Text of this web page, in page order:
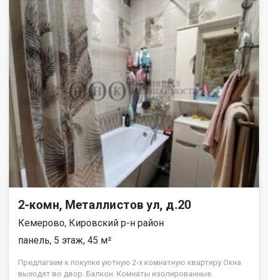
Южного. Удобная транспортная развязка. Приобретая
недвижимость через АН Самолет ПЛЮС, Вы получаете:
юридическое сопровождение; помощь в оформлении ипотеки
на выгодных условиях; помощь в оформлении документов;
Качественный клиентский сервис. Рады будем ответить на
все ваши вопросы с 9:00 до 21:00​. Гарантия юридической
чистоты сделки от компании, которая работает на рынке
недвижимости в городе Кемерово с 2010 года! Голованева
Лариса
2-комн, Металлистов ул, д.20
Кемерово, Кировский р-н район
панель, 5 этаж, 45 м²
Предлагаем к покупке уютную 2-х комнатную квартиру.Окна
выходят во двор. Балкон. Комнаты изолированные.